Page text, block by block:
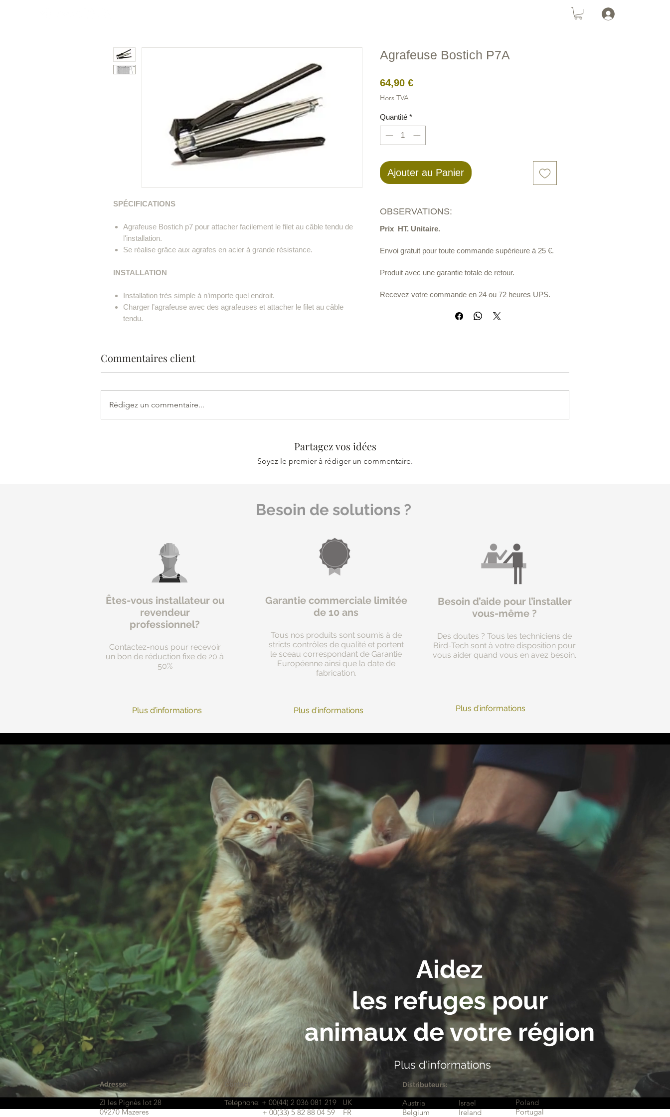
SPÉCIFICATIONS
Agrafeuse Bostich p7 pour attacher facilement le filet au câble tendu de
l'installation.
Se réalise grâce aux agrafes en acier à grande résistance.
INSTALLATION
Installation très simple à n’importe quel endroit.
Charger l’agrafeuse avec des agrafeuses et attacher le filet au câble
tendu.
Agrafeuse Bostich P7A
64,90 €Prix
Hors TVA
Quantité *
Ajouter au Panier
OBSERVATIONS:
Prix HT. Unitaire.
Envoi gratuit pour toute commande supérieure à 25 €.
Produit avec une garantie totale de retour.
Recevez votre commande en 24 ou 72 heures UPS.
Commentaires client
Rédigez un commentaire...
Partagez vos idées
Soyez le premier à rédiger un commentaire.
Besoin de solutions ?
Êtes-vous installateur ou
revendeur
professionnel?
Contactez-nous pour recevoir
un bon de réduction fixe de 20 à
50%
Garantie commerciale limitée
de 10 ans
Tous nos produits sont soumis à de
stricts contrôles de qualité et portent
le sceau correspondant de Garantie
Européenne ainsi que la date de
fabrication.
Besoin d’aide pour l’installer
vous-même ?
Des doutes ? Tous les techniciens de
Bird-Tech sont à votre disposition pour
vous aider quand vous en avez besoin.
Plus d’informations
Plus d’informations Plus d’informations
Aidez
les refugespour
animaux de votre région
Plus d'informations
Adresse:
ZI les Pignès lot 28
09270 Mazeres
Contact:
Téléphone: + 00(44) 2 036 081 219 UK
​ + 00(33) 5 82 88 04 59 FR
Distributeurs:
Austria
Belgium
Israel
Ireland
Poland
Portugal